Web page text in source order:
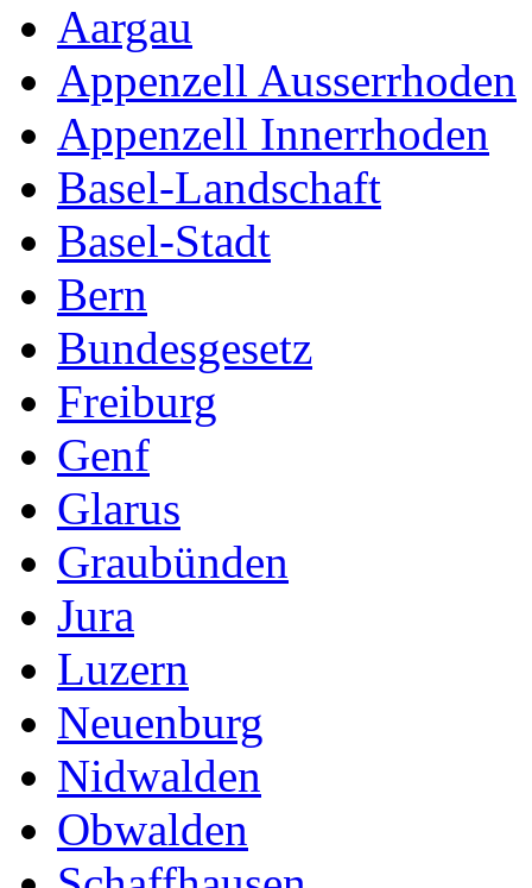
Aargau
Appenzell Ausserrhoden
Appenzell Innerrhoden
Basel-Landschaft
Basel-Stadt
Bern
Bundesgesetz
Freiburg
Genf
Glarus
Graubünden
Jura
Luzern
Neuenburg
Nidwalden
Obwalden